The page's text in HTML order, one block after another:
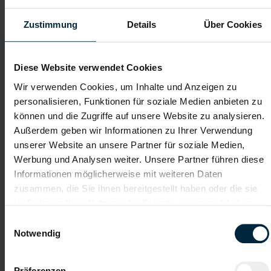
Zustimmung Details Über Cookies
Diese Website verwendet Cookies
Wir verwenden Cookies, um Inhalte und Anzeigen zu
personalisieren, Funktionen für soziale Medien anbieten zu
können und die Zugriffe auf unsere Website zu analysieren.
Außerdem geben wir Informationen zu Ihrer Verwendung
unserer Website an unsere Partner für soziale Medien,
Werbung und Analysen weiter. Unsere Partner führen diese
Informationen möglicherweise mit weiteren Daten
zusammen, die Sie ihnen bereitgestellt haben oder die sie
Notwendig
Firmenevents
Integration ins
Bezahlung
Vollzeitarbeitsplatz
Du-Kultur
Garantierte
Lohn-/Gehalts-
Auszahlung
Gehalt
monatlich. Überzahlung auf Grund von Qualifikation und